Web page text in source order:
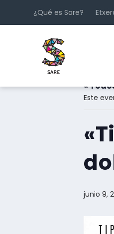
¿Qué es Sare?
«
Este
junio 9,